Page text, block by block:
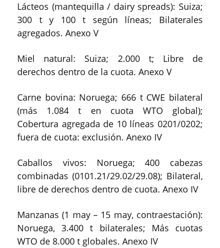
Lácteos (mantequilla / dairy spreads): Suiza;
300 t y 100 t según líneas; Bilaterales
agregados. Anexo V
Miel natural: Suiza; 2.000 t; Libre de
derechos dentro de la cuota. Anexo V
Carne bovina: Noruega; 666 t CWE bilateral
(más 1.084 t en cuota WTO global);
Cobertura agregada de 10 líneas 0201/0202;
fuera de cuota: exclusión. Anexo IV
Caballos vivos: Noruega; 400 cabezas
combinadas (0101.21/29.02/29.08); Bilateral,
libre de derechos dentro de cuota. Anexo IV
Manzanas (1 may – 15 may, contraestación):
Noruega, 3.400 t bilaterales; Más cuotas
WTO de 8.000 t globales. Anexo IV